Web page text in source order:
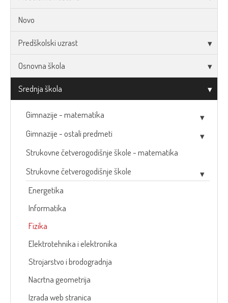
Novo
Predškolski uzrast
Osnovna škola
Srednja škola
Gimnazije - matematika
Gimnazije - ostali predmeti
Strukovne četverogodišnje škole - matematika
Strukovne četverogodišnje škole
Energetika
Informatika
Fizika
Elektrotehnika i elektronika
Strojarstvo i brodogradnja
Nacrtna geometrija
Izrada web stranica